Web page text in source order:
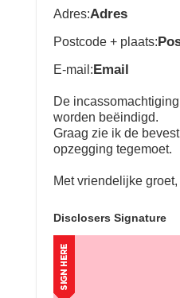
Adres:Adres
Postcode + plaats:
E-mail:Email
De
worden beëindigd.
Graag zie ik de
opzegging tegemoet.
Met vriendelijke groet,
Disclosers Signature